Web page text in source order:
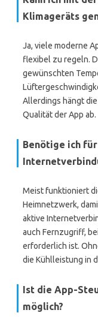
Klimageräts
Ja, viele moderne
flexibel zu regeln.
gewünschten
Allerdings hängt
Qualität der App ab.
Benötige ich
Meist funktioniert
Heimnetzwerk,
aktive
auch Fernzugriff,
erforderlich ist.
die Kühlleistung in
Ist die App-
möglich?